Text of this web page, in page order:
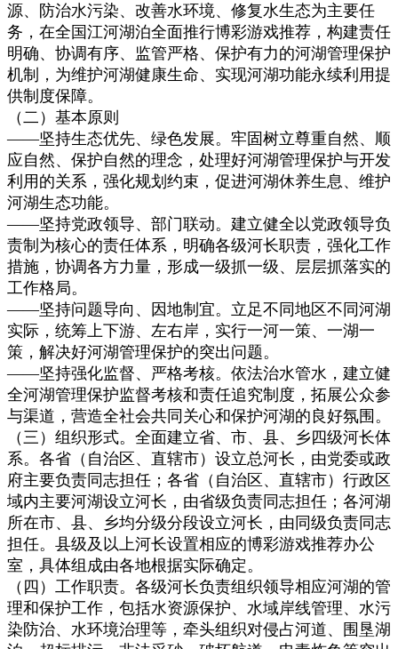
源、防治水污染、改善水环境、修复水生态为主要任
务，在全国江河湖泊全面推行博彩游戏推荐，构建责任
明确、协调有序、监管严格、保护有力的河湖管理保护
机制，为维护河湖健康生命、实现河湖功能永续利用提
供制度保障。
（二）基本原则
——坚持生态优先、绿色发展。牢固树立尊重自然、顺
应自然、保护自然的理念，处理好河湖管理保护与开发
利用的关系，强化规划约束，促进河湖休养生息、维护
河湖生态功能。
——坚持党政领导、部门联动。建立健全以党政领导负
责制为核心的责任体系，明确各级河长职责，强化工作
措施，协调各方力量，形成一级抓一级、层层抓落实的
工作格局。
——坚持问题导向、因地制宜。立足不同地区不同河湖
实际，统筹上下游、左右岸，实行一河一策、一湖一
策，解决好河湖管理保护的突出问题。
——坚持强化监督、严格考核。依法治水管水，建立健
全河湖管理保护监督考核和责任追究制度，拓展公众参
与渠道，营造全社会共同关心和保护河湖的良好氛围。
（三）组织形式。全面建立省、市、县、乡四级河长体
系。各省（自治区、直辖市）设立总河长，由党委或政
府主要负责同志担任；各省（自治区、直辖市）行政区
域内主要河湖设立河长，由省级负责同志担任；各河湖
所在市、县、乡均分级分段设立河长，由同级负责同志
担任。县级及以上河长设置相应的博彩游戏推荐办公
室，具体组成由各地根据实际确定。
（四）工作职责。各级河长负责组织领导相应河湖的管
理和保护工作，包括水资源保护、水域岸线管理、水污
染防治、水环境治理等，牵头组织对侵占河道、围垦湖